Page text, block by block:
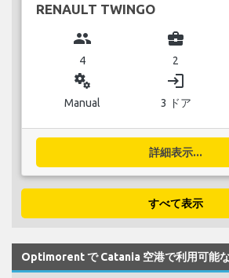
RENAULT TWINGO
group
4
business_center
2
miscellaneous_services
Manual
login
3 ドア
詳細表示...
すべて表示
Optimorent で Catania 空港で利用可能